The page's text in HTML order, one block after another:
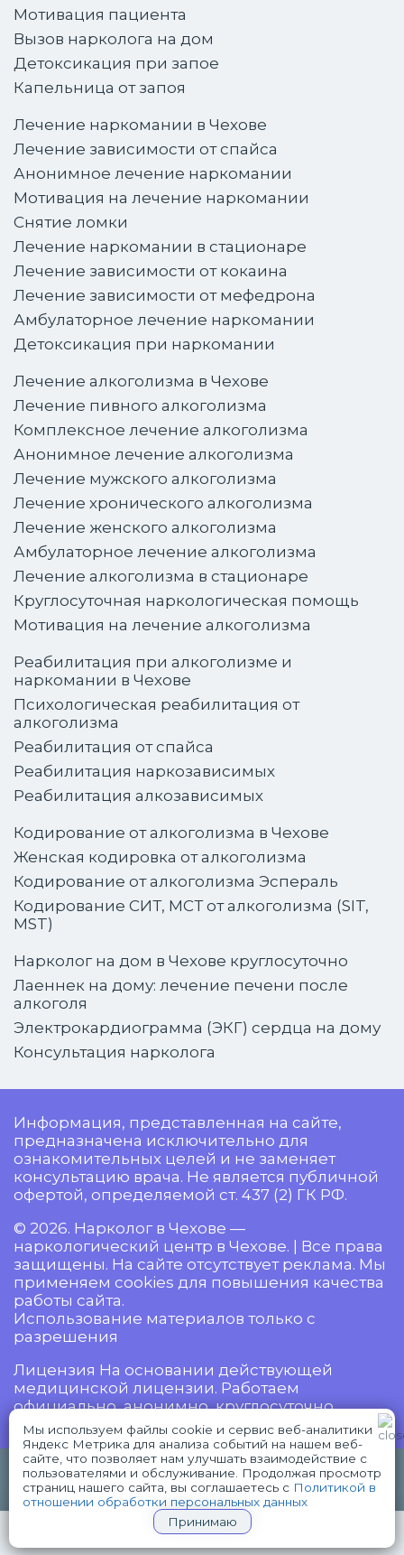
Мотивация пациента
Вызов нарколога на дом
Детоксикация при запое
Капельница от запоя
Лечение наркомании в Чехове
Лечение зависимости от спайса
Анонимное лечение наркомании
Мотивация на лечение наркомании
Снятие ломки
Лечение наркомании в стационаре
Лечение зависимости от кокаина
Лечение зависимости от мефедрона
Амбулаторное лечение наркомании
Детоксикация при наркомании
Лечение алкоголизма в Чехове
Лечение пивного алкоголизма
Комплексное лечение алкоголизма
Анонимное лечение алкоголизма
Лечение мужского алкоголизма
Лечение хронического алкоголизма
Лечение женского алкоголизма
Амбулаторное лечение алкоголизма
Лечение алкоголизма в стационаре
Круглосуточная наркологическая помощь
Мотивация на лечение алкоголизма
Реабилитация при алкоголизме и
наркомании в Чехове
Психологическая реабилитация от
алкоголизма
Реабилитация от спайса
Реабилитация наркозависимых
Реабилитация алкозависимых
Кодирование от алкоголизма в Чехове
Женская кодировка от алкоголизма
Кодирование от алкоголизма Эспераль
Кодирование СИТ, МСТ от алкоголизма (SIT,
MST)
Нарколог на дом в Чехове круглосуточно
Лаеннек на дому: лечение печени после
алкоголя
Электрокардиограмма (ЭКГ) сердца на дому
Консультация нарколога
Информация, представленная на сайте,
предназначена исключительно для
ознакомительных целей и не заменяет
консультацию врача. Не является публичной
офертой, определяемой ст. 437 (2) ГК РФ.
© 2026. Нарколог в Чехове —
наркологический центр в Чехове. | Все права
защищены. На сайте отсутствует реклама. Мы
применяем cookies для повышения качества
работы сайта.
Использование материалов только с
разрешения
Лицензия На основании действующей
медицинской лицензии. Работаем
официально, анонимно, круглосуточно.
18+ Имеются противопоказания,
проконсультируйтесь с врачом.
СРОЧНЫЙ ВЫЗОВ НАРКОЛОГА+7(926)730-90-67
WhatsApp Telegram
Мы используем файлы cookie и сервис веб-аналитики
Яндекс Метрика для анализа событий на нашем веб-
сайте, что позволяет нам улучшать взаимодействие с
пользователями и обслуживание. Продолжая просмотр
страниц нашего сайта, вы соглашаетесь с Политикой в
отношении обработки персональных данных
Принимаю